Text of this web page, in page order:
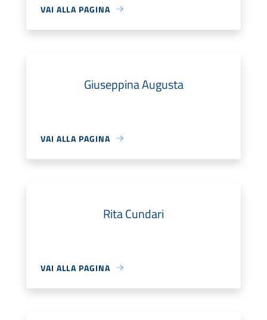
VAI ALLA PAGINA
Giuseppina Augusta
VAI ALLA PAGINA
Rita Cundari
VAI ALLA PAGINA